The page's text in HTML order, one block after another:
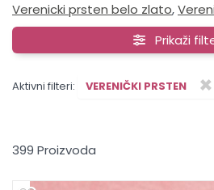
Verenicki prsten belo zlato,
Prikaži
Aktivni filteri: ×
VERENIČKI PRSTEN
399